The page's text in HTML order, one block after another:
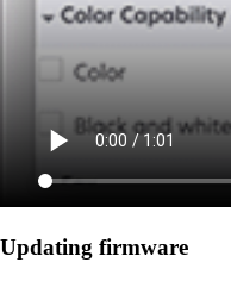
Updating firmware